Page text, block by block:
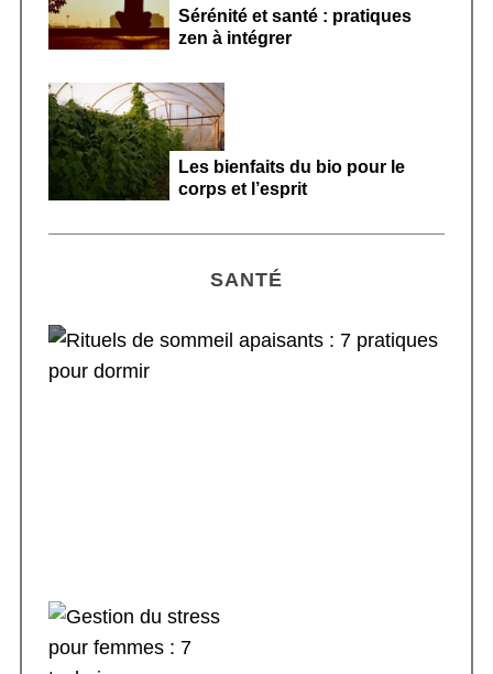
Sérénité et santé : pratiques
zen à intégrer
Les bienfaits du bio pour le
corps et l’esprit
SANTÉ